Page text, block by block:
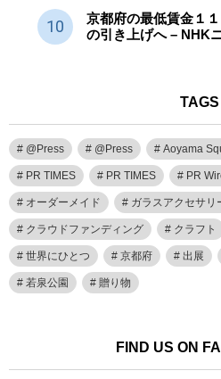
京都府の最低賃金１
の引き上げへ – NHK
TAGS
@Press @Press Aoyama
PR TIMES PR TIMES PR
オーダーメイド ガラスアクセサリ
クラウドファンディング クラフト
世界にひとつ 京都府 出展
若泉公園 贈り物
FIND US ON